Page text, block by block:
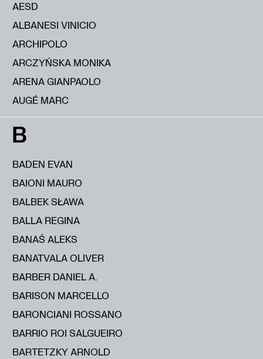
AESD
ALBANESI VINICIO
ARCHIPOLO
ARCZYŃSKA MONIKA
ARENA GIANPAOLO
AUGÉ MARC
B
BADEN EVAN
BAIONI MAURO
BALBEK SŁAWA
BALLA REGINA
BANAŚ ALEKS
BANATVALA OLIVER
BARBER DANIEL A.
BARISON MARCELLO
BARONCIANI ROSSANO
BARRIO ROI SALGUEIRO
BARTETZKY ARNOLD